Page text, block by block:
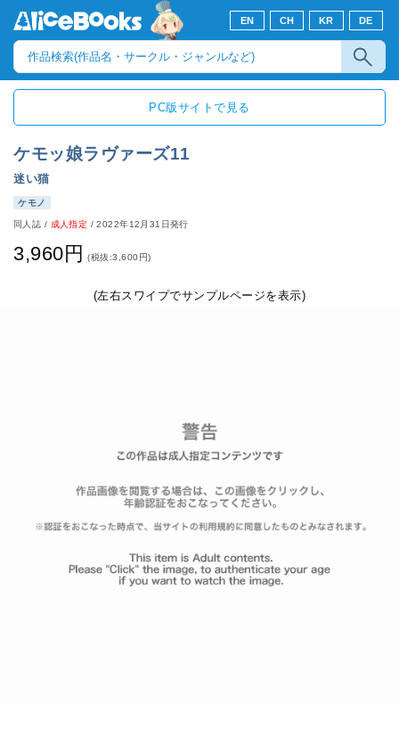
EN CH KR DE
PC版サイトで見る
ケモッ娘ラヴァーズ11
迷い猫
ケモノ
同人誌 / 成人指定 /2022年12月31日発行
3,960円 (税抜:3,600円)
(左右スワイプでサンプルページを表示)